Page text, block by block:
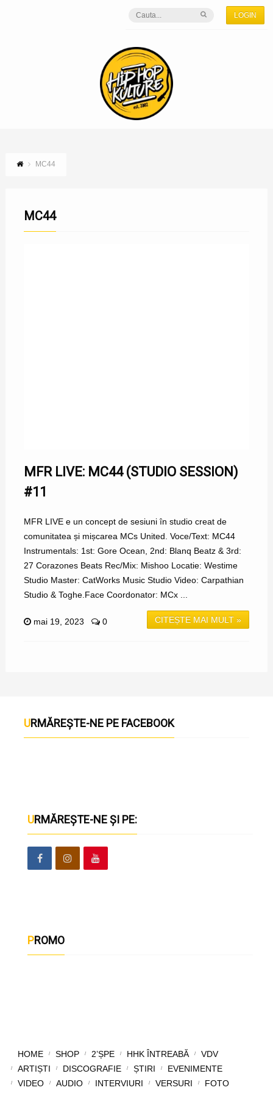
LOGIN
MC44
MC44
MFR LIVE: MC44 (STUDIO SESSION)
#11
MFR LIVE e un concept de sesiuni în studio creat de
comunitatea și mișcarea MCs United. Voce/Text: MC44
Instrumentals: 1st: Gore Ocean, 2nd: Blanq Beatz & 3rd:
27 Corazones Beats Rec/Mix: Mishoo Locatie: Westime
Studio Master: CatWorks Music Studio Video: Carpathian
Studio & Toghe.Face Coordonator: MCx ...
CITEȘTE MAI MULT »
mai 19, 2023 0
URMĂREȘTE-NE PE FACEBOOK
URMĂREȘTE-NE ȘI PE:
PROMO
HOME SHOP 2’ȘPE HHK ÎNTREABĂ
VDV
ARTIȘTI
DISCOGRAFIE ȘTIRI
EVENIMENTE
VIDEO
AUDIO INTERVIURI VERSURI FOTO